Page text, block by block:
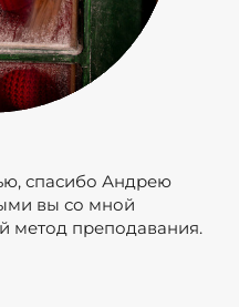
спасибо Андрею
вы со мной
метод преподавания.